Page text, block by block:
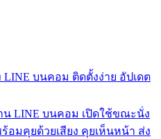
บนคอม ติดตั้งง่าย อัปเดต
น LINE บนคอม เปิดใช้ขณะนั่ง
อมคุยด้วยเสียง คุยเห็นหน้า ส่ง